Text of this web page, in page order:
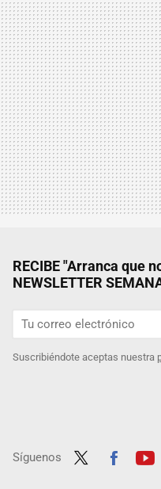
RECIBE "Arranca que
NEWSLETTER
Suscribiéndote aceptas nuestra
Síguenos